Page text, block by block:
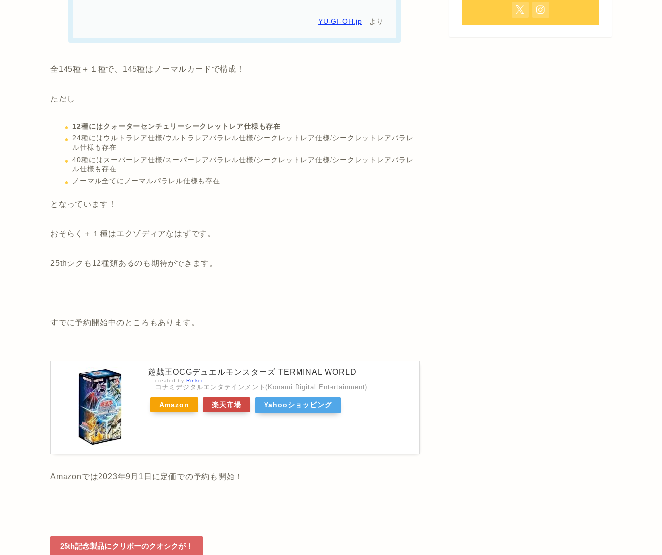
YU-GI-OH.jp より
全145種＋１種で、145種はノーマルカードで構成！
ただし
12種にはクォーターセンチュリーシークレットレア仕様も存在
24種にはウルトラレア仕様/ウルトラレアパラレル仕様/シークレットレア仕様/シークレットレアパラレ
ル仕様も存在
40種にはスーパーレア仕様/スーパーレアパラレル仕様/シークレットレア仕様/シークレットレアパラレ
ル仕様も存在
ノーマル全てにノーマルパラレル仕様も存在
となっています！
おそらく＋１種はエクゾディアなはずです。
25thシクも12種類あるのも期待ができます。
すでに予約開始中のところもあります。
遊戯王OCGデュエルモンスターズ TERMINAL WORLD
created by Rinker
コナミデジタルエンタテインメント(Konami Digital Entertainment)
Amazon 楽天市場 Yahooショッピング
Amazonでは2023年9月1日に定価での予約も開始！
25th記念製品にクリボーのクオシクが！